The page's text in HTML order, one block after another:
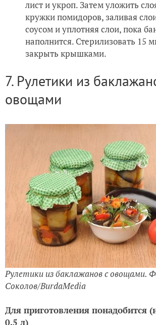
лист и укроп. Затем уложить
кружки помидоров, заливая
соусом и уплотняя слои, пока
наполнится. Стерилизовать 15
закрыть крышками.
7. Рулетики из
овощами
Рулетики из баклажанов с овощами.
Соколов/BurdaMedia
Для приготовления понадобится
0,5 л)